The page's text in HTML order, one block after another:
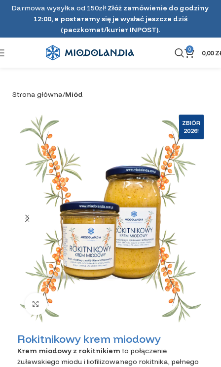
Darmowa wysyłka od 150zł! Złóż zamówienie do godziny
12:00, a postaramy się je wysłać jeszcze dziś
(paczkomat/kurier INPOST).
0 0,00
Strona główna Miód
Kliknij, aby powiększyć zdjęcie
ZBIÓR
2026!
Rokitnikowy krem miodowy
Krem miodowy z rokitnikiem to połączenie
żuławskiego miodu i liofilizowanego rokitnika, pełnego